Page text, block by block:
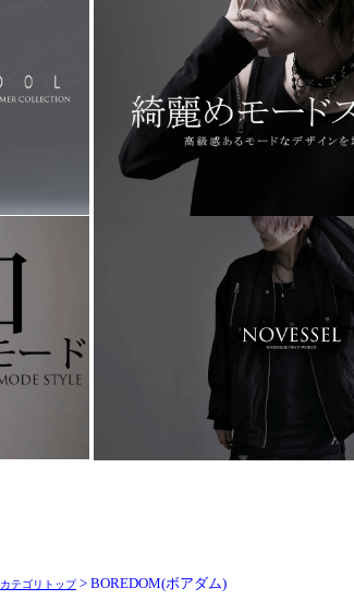
カテゴリトップ> BOREDOM(ボアダム)